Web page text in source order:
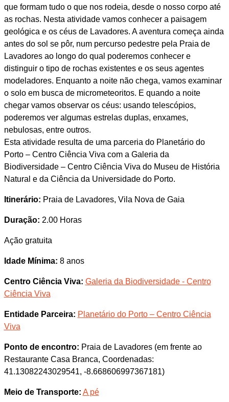
que formam tudo o que nos rodeia, desde o nosso corpo até
as rochas. Nesta atividade vamos conhecer a paisagem
geológica e os céus de Lavadores. A aventura começa ainda
antes do sol se pôr, num percurso pedestre pela Praia de
Lavadores ao longo do qual poderemos conhecer e
distinguir o tipo de rochas existentes e os seus agentes
modeladores. Enquanto a noite não chega, vamos examinar
o solo em busca de micrometeoritos. E quando a noite
chegar vamos observar os céus: usando telescópios,
poderemos ver algumas estrelas duplas, enxames,
nebulosas, entre outros.
Esta atividade resulta de uma parceria do Planetário do
Porto – Centro Ciência Viva com a Galeria da
Biodiversidade – Centro Ciência Viva do Museu de História
Natural e da Ciência da Universidade do Porto.
Itinerário: Praia de Lavadores, Vila Nova de Gaia
Duração: 2.00 Horas
Ação gratuita
Idade Mínima: 8 anos
Centro Ciência Viva: Galeria da Biodiversidade - Centro
Ciência Viva
Entidade Parceira: Planetário do Porto – Centro Ciência
Viva
Ponto de encontro: Praia de Lavadores (em frente ao
Restaurante Casa Branca, Coordenadas:
41.13082243029541, -8.668606997367181)
Meio de Transporte: A pé